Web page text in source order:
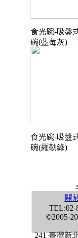
食光碗-吸盤
碗(藍莓灰)
食光碗-吸盤
碗(羅勒綠)
關
TEL:02-
©2005-
241 臺灣新